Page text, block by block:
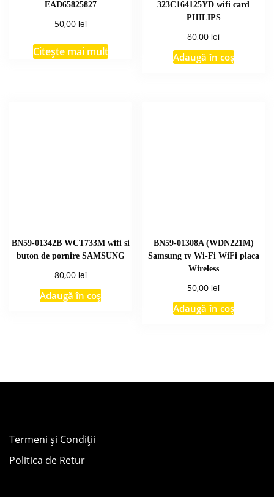
EAD65825827
50,00 lei
Citește mai mult
323C164125YD wifi card
PHILIPS
80,00 lei
Adaugă în coș
BN59-01342B WCT733M wifi si
buton de pornire SAMSUNG
80,00 lei
Adaugă în coș
BN59-01308A (WDN221M)
Samsung tv Wi-Fi WiFi placa
Wireless
50,00 lei
Adaugă în coș
Termeni și Condiții
Politica de Retur